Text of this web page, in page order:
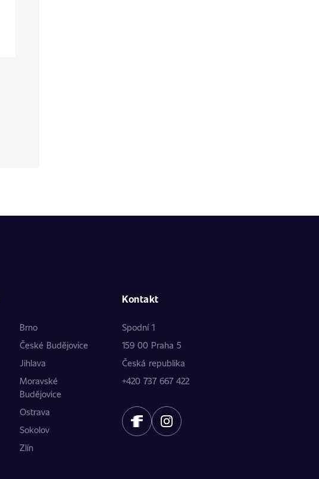
Brno
České Budějovice
Jihlava
Moravské
Budějovice
Ostrava
Sokolov
Zlín
Kontakt
Spodní 1
159 00 Praha 5
Česká republika
+420 737 667 422